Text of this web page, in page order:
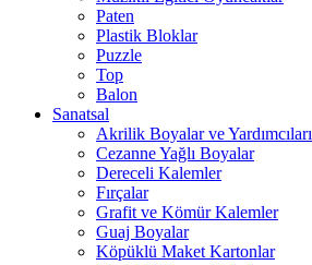
Paten
Plastik Bloklar
Puzzle
Top
Balon
Sanatsal
Akrilik Boyalar ve Yardımcıları
Cezanne Yağlı Boyalar
Dereceli Kalemler
Fırçalar
Grafit ve Kömür Kalemler
Guaj Boyalar
Köpüklü Maket Kartonlar